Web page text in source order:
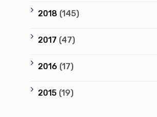
2018 (145)
2017 (47)
2016 (17)
2015(19)